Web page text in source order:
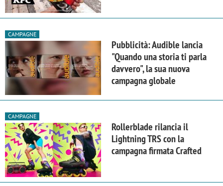
CAMPAGNE
Pubblicità: Audible lancia
"Quando una storia ti parla
davvero", la sua nuova
campagna globale
CAMPAGNE
Rollerblade rilancia il
Lightning TRS con la
campagna firmata Crafted